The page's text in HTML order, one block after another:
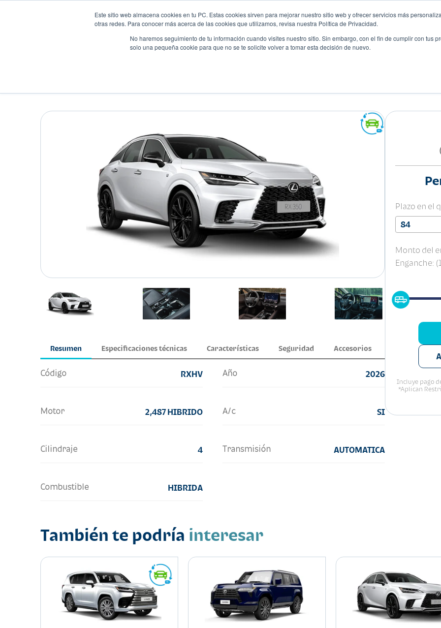
Este sitio web almacena cookies en tu PC. Estas cookies sirven para mejorar nuestro sitio web y ofrecer servicios más
otras redes. Para conocer más acerca de las cookies que utilizamos, revisa nuestra Política de Privacidad.
No haremos seguimiento de tu información cuando visites nuestro sitio. Sin embargo, con el fin de cumplir con tus
solo una pequeña cookie para que no se te solicite volver a tomar esta decisión de nuevo.
Resumen Especificaciones técnicas Características Seguridad Accesorios
Código RXHV Año 2026
Motor 2,487 HIBRIDO A/c SI
Cilindraje 4 Transmisión AUTOMATICA
Combustible HIBRIDA
Plazo en el
84
Monto del
Enganche:
Incluye pago
*Aplican
También te podría interesar